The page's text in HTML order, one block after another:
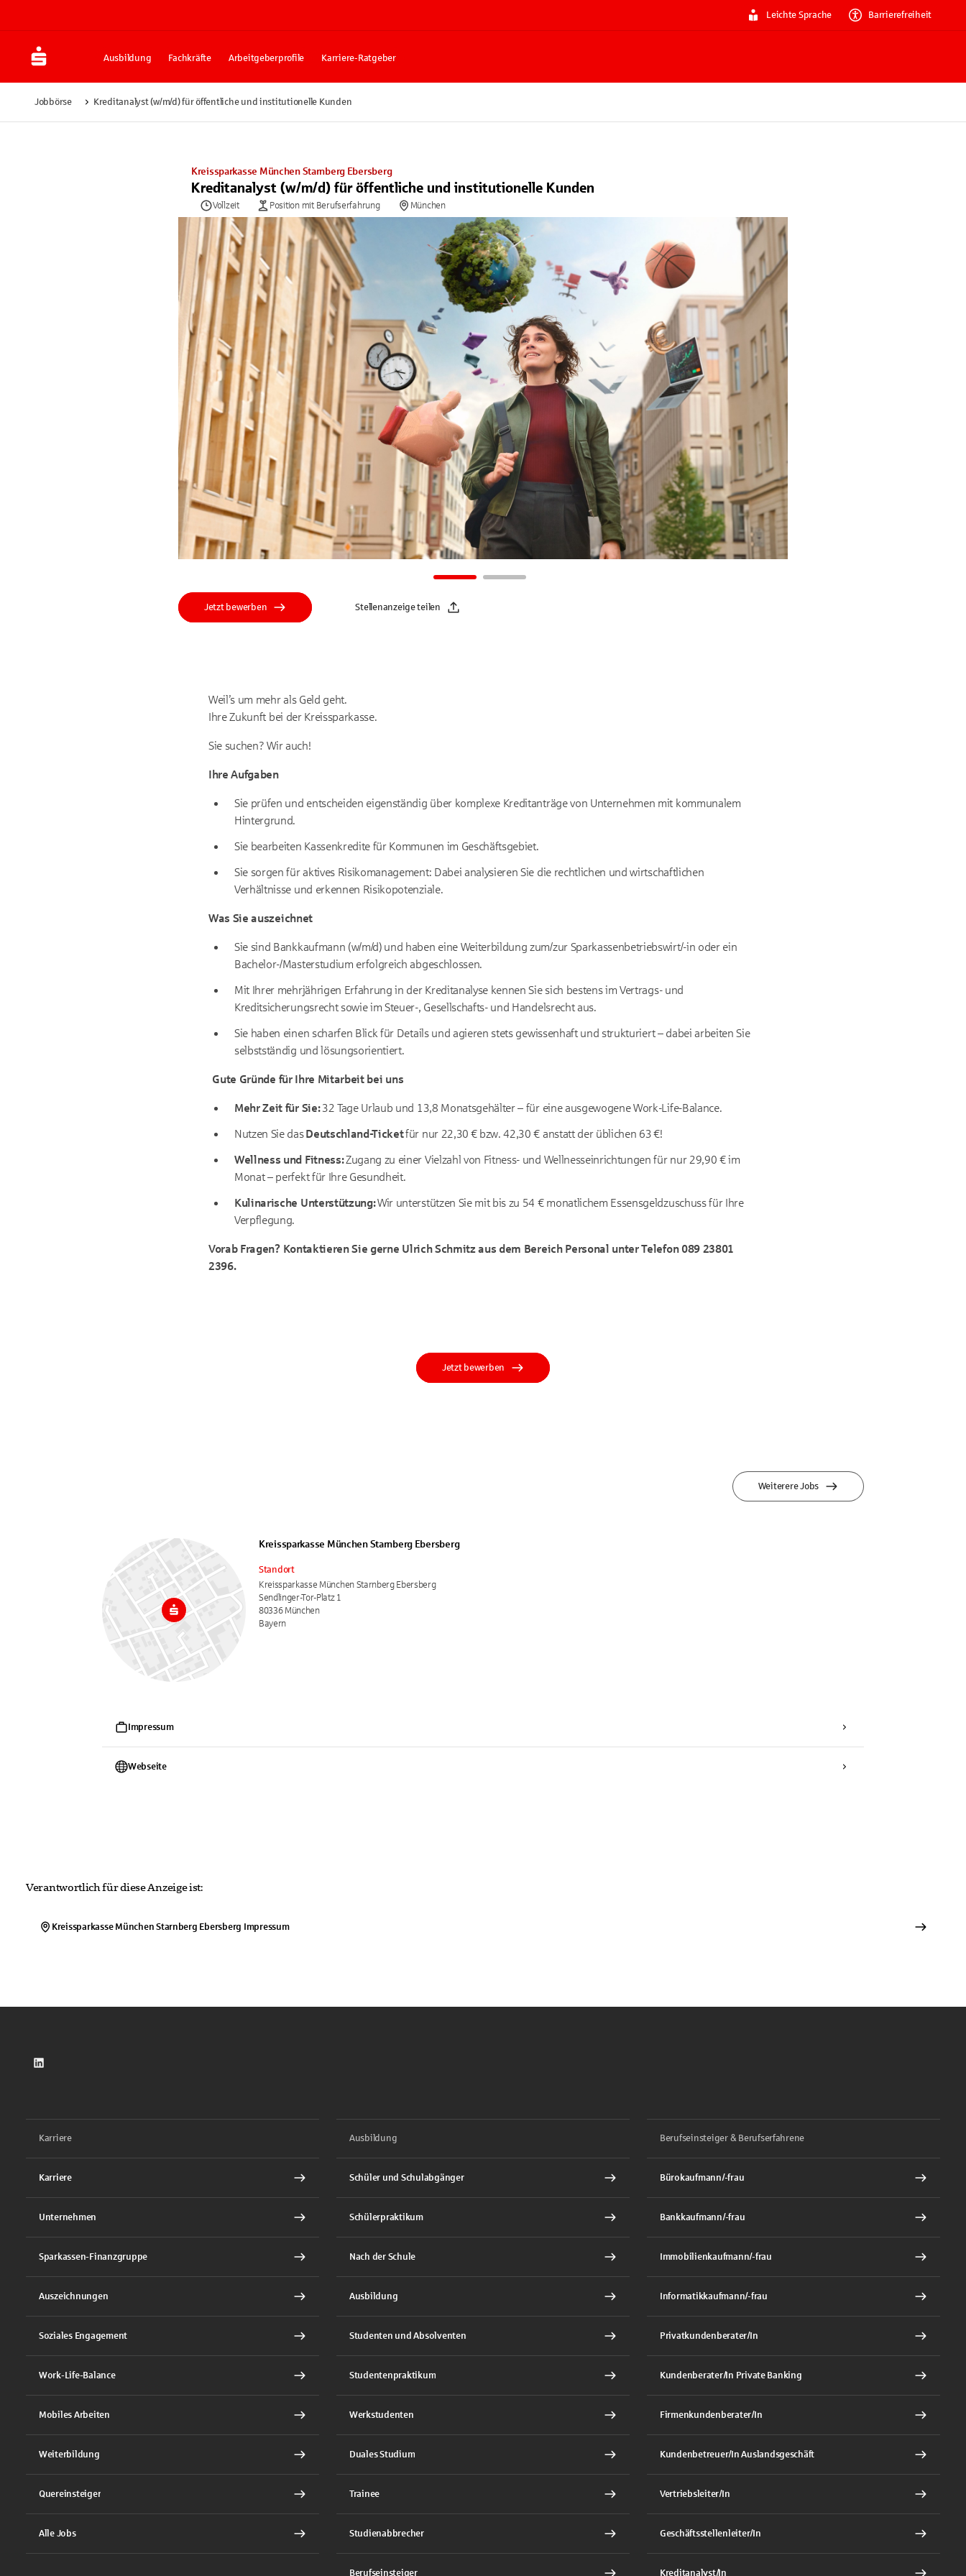
Leichte Sprache Barrierefreiheit
Ausbildung Fachkräfte Arbeitgeberprofile Karriere-Ratgeber
Jobbörse Kreditanalyst (w/m/d) für öffentliche und institutionelle Kunden
Kreissparkasse München Starnberg Ebersberg
Kreditanalyst (w/m/d) für öffentliche und institutionelle Kunden
Vollzeit Position mit Berufserfahrung München
Jetzt bewerben Stellenanzeige teilen
Weil’s um mehr als Geld geht.
Ihre Zukunft bei der Kreissparkasse.
Sie suchen? Wir auch!
Ihre Aufgaben
Sie prüfen und entscheiden eigenständig über komplexe Kreditanträge von Unternehmen mit kommunalem
Hintergrund.
Sie bearbeiten Kassenkredite für Kommunen im Geschäftsgebiet.
Sie sorgen für aktives Risikomanagement: Dabei analysieren Sie die rechtlichen und wirtschaftlichen
Verhältnisse und erkennen Risikopotenziale.
Was Sie auszeichnet
Sie sind Bankkaufmann (w/m/d) und haben eine Weiterbildung zum/zur Sparkassenbetriebswirt/-in oder ein
Bachelor-/Masterstudium erfolgreich abgeschlossen.
Mit Ihrer mehrjährigen Erfahrung in der Kreditanalyse kennen Sie sich bestens im Vertrags- und
Kreditsicherungsrecht sowie im Steuer-, Gesellschafts- und Handelsrecht aus.
Sie haben einen scharfen Blick für Details und agieren stets gewissenhaft und strukturiert – dabei arbeiten Sie
selbstständig und lösungsorientiert.
Gute Gründe für Ihre Mitarbeit bei uns
Mehr Zeit für Sie:32 Tage Urlaub und 13,8 Monatsgehälter – für eine ausgewogene Work-Life-Balance.
Nutzen Sie dasDeutschland-Ticketfür nur 22,30 € bzw. 42,30 € anstatt der üblichen 63 €!
Wellness und Fitness:Zugang zu einer Vielzahl von Fitness- und Wellnesseinrichtungen für nur 29,90 € im
Monat – perfekt für Ihre Gesundheit.
Kulinarische Unterstützung:Wir unterstützen Sie mit bis zu 54 € monatlichem Essensgeldzuschuss für Ihre
Verpflegung.
Vorab Fragen? Kontaktieren Sie gerne Ulrich Schmitz aus dem Bereich Personal unter Telefon 089 23801
2396.
Jetzt bewerben
Weiterere Jobs
Kreissparkasse München Starnberg Ebersberg
Standort
Kreissparkasse München Starnberg Ebersberg
Sendlinger-Tor-Platz 1
80336 München
Bayern
Impressum
Webseite
Verantwortlich für diese Anzeige ist:
Kreissparkasse München Starnberg Ebersberg Impressum
LinkedIn
Karriere
Karriere
Unternehmen
Sparkassen-Finanzgruppe
Auszeichnungen
Soziales Engagement
Work-Life-Balance
Mobiles Arbeiten
Weiterbildung
Quereinsteiger
Alle Jobs
Ausbildung
Schüler und Schulabgänger
Schülerpraktikum
Nach der Schule
Ausbildung
Studenten und Absolventen
Studentenpraktikum
Werkstudenten
Duales Studium
Trainee
Studienabbrecher
Berufseinsteiger
Berufseinsteiger & Berufserfahrene
Bürokaufmann/-frau
Bankkaufmann/-frau
Immobilienkaufmann/-frau
Informatikkaufmann/-frau
Privatkundenberater/In
Kundenberater/In Private Banking
Firmenkundenberater/In
Kundenbetreuer/In Auslandsgeschäft
Vertriebsleiter/In
Geschäftsstellenleiter/In
Kreditanalyst/In